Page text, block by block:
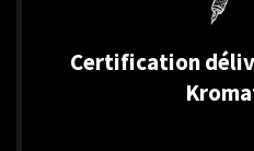
Certification